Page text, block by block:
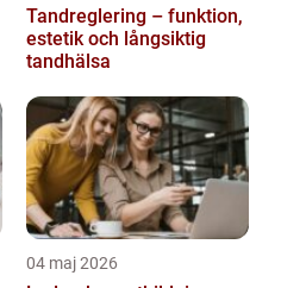
Tandreglering – funktion,
estetik och långsiktig
tandhälsa
04 maj 2026